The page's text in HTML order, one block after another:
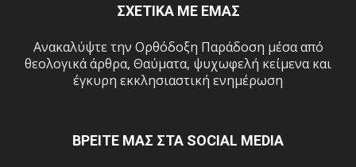
ΣΧΕΤΙΚΑ ΜΕ ΕΜΑΣ
Ανακαλύψτε την Ορθόδοξη Παράδοση μέσα από
θεολογικά άρθρα, Θαύματα, ψυχωφελή κείμενα και
έγκυρη εκκλησιαστική ενημέρωση
ΒΡΕΙΤΕ ΜΑΣ ΣΤΑ SOCIAL MEDIA